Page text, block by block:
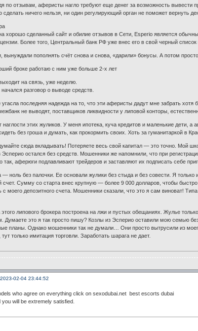
по отзывам, аферисты нагло требуют еще денег за возможность
сделать ничего нельзя, ни один регулирующий орган не поможет вернуть
хорошо сделанный сайт и обилие отзывов в Сети, Esperio является
Более того, Центральный банк РФ уже внес его в свой черный
вынуждали пополнять счёт снова и снова, «дарили» бонусы. А потом
броке работаю с ним уже больше 2-х лет
на связь, уже неделю.
начался разговор о выводе средств.
последняя надежда на то, что эти аферисты дадут мне забрать
не выводят, поставщиков ликвидности у липовой конторы,
наглости этих жуликов. У меня ипотека, куча кредитов и маленькие дети,
без гроша и думать, как прокормить своих. Хоть за гуманитаркой в
сюда вкладывать! Потеряете весь свой капитал — это точно. Мой
Эсперио остался без средств. Мошенники же напомнили, что при
так, аферюги подлавливают трейдеров и заставляют их подписать себе
— ноль без палочки. Ее основали жулики без стыда и без совести. Я только
счет. Сумму со старта внес крупную — более 9 000 долларов, чтобы
с моего депозитного счета. Мошенники сказали, что это я сам виноват!
этого липового брокера построена на лжи и пустых обещаниях. Жулье
Думаете это я так просто пишу? Козлы из Эсперио оставили мою семью
планы. Однако мошенники так не думали… Они просто вытрусили из
только имитация торговли. Заработать шарага не дает.
2023-02-04 23:44:52
who agree on everything click on sexodubai.net best escorts dubai
you will be extremely satisfied.